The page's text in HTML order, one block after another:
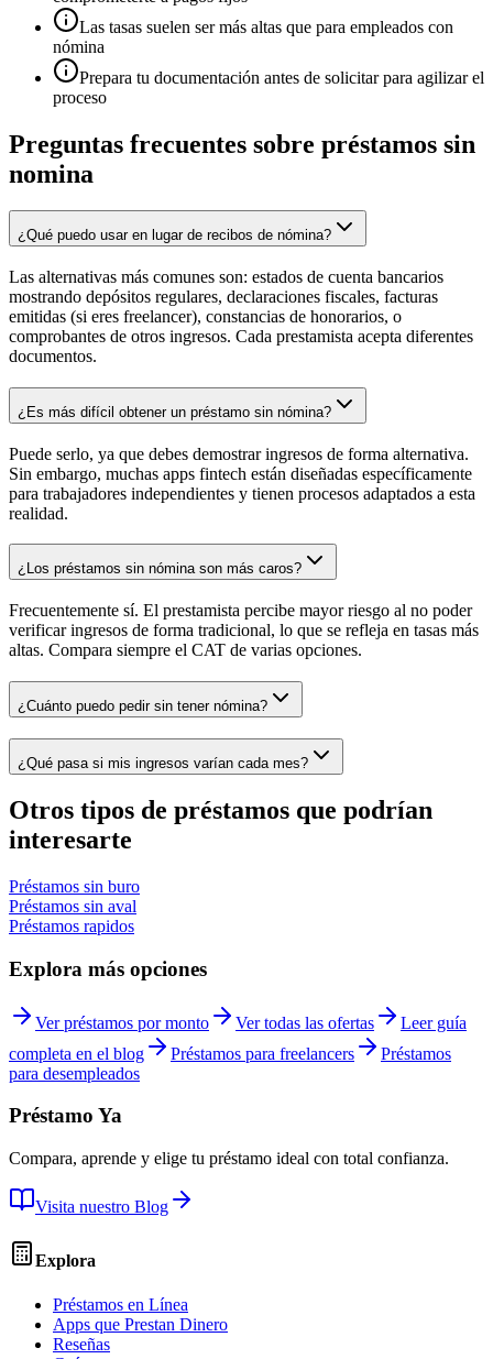
Las tasas suelen ser más altas que para empleados con
nómina
Prepara tu documentación antes de solicitar para agilizar el
proceso
Preguntas frecuentes sobre préstamos sin
nomina
¿Qué puedo usar en lugar de recibos de nómina?
Las alternativas más comunes son: estados de cuenta bancarios
mostrando depósitos regulares, declaraciones fiscales, facturas
emitidas (si eres freelancer), constancias de honorarios, o
comprobantes de otros ingresos. Cada prestamista acepta diferentes
documentos.
¿Es más difícil obtener un préstamo sin nómina?
Puede serlo, ya que debes demostrar ingresos de forma alternativa.
Sin embargo, muchas apps fintech están diseñadas específicamente
para trabajadores independientes y tienen procesos adaptados a esta
realidad.
¿Los préstamos sin nómina son más caros?
Frecuentemente sí. El prestamista percibe mayor riesgo al no poder
verificar ingresos de forma tradicional, lo que se refleja en tasas más
altas. Compara siempre el CAT de varias opciones.
¿Cuánto puedo pedir sin tener nómina?
¿Qué pasa si mis ingresos varían cada mes?
Otros tipos de préstamos que podrían
interesarte
Préstamos sin buro
Préstamos sin aval
Préstamos rapidos
Explora más opciones
Ver préstamos por monto Ver todas las ofertas
Leer guía
completa en el blog
Préstamos para freelancers
Préstamos
para desempleados
Préstamo Ya
Compara, aprende y elige tu préstamo ideal con total confianza.
Visita nuestro Blog
Explora
Préstamos en Línea
Apps que Prestan Dinero
Reseñas